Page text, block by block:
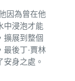
因為曾在他
中浸泡才能
擴展到整個
最後丁·賈林
身之處。